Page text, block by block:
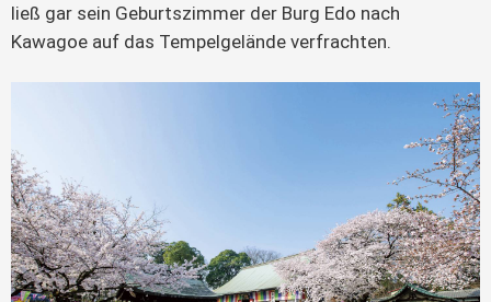
ließ gar sein Geburtszimmer der Burg Edo nach
Kawagoe auf das Tempelgelände verfrachten.